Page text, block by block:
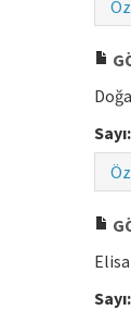
Sayı:
Sayı: